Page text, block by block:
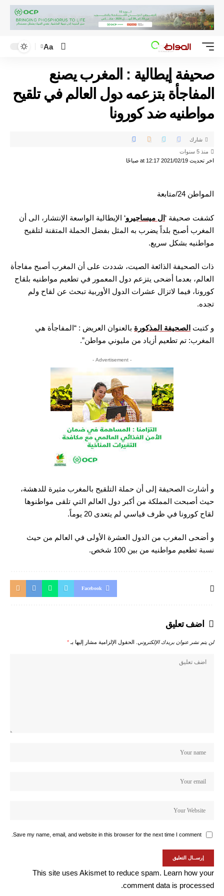
Aa
صحيفة إيطالية : المغرب يصنع
المفاجأة بتزعمه دول العالم في تلقيح
مواطنيه ضد كورونا
اخر تحديث 2021/02/19 at 12:17 صباحًا
منذ 5 سنوات
شارك
المواطن 24/متابعة
كشفت صحيفة ‘ ال ميساجيرو‘ الإيطالية الواسعة الإنتشار، الى أن
المغرب أصبح بلداً يضرب به المثل بفضل الحملة المتقنة لتلقيح
مواطنيه بشكل سريع.
ذات الصحيفة الذائعة الصيت، شددت على أن المغرب أصبح مفاجأة
العالم، بعدما أضحى يتزعم دول المعمور في تطعيم مواطنيه بلقاح
كورونا، فيما لاتزال عشرات الدول الأوربية تبحث عن لقاح ولم
تجده.
و كتبت الصحيفة المذكورة بالعنوان العريض : “المفاجأة هي
المغرب: تم ​​تطعيم أزياد من مليوني مواطن”.
- Advertisement -
و أشارت الصحيفة إلى أن حملة التلقيح بالمغرب مثيرة للدهشة،
حيث أصبحت المملكة من أكبر دول العالم التي تلقى مواطنوها
لقاح كورونا في ظرف قياسي لم يتعدى 20 يوماً.
و أضحى المغرب من الدول العشرة الأولى في العالم من حيث
نسبة تطعيم مواطنيه من بين 100 شخص.
Facebook
اضف تعليق
لن يتم نشر عنوان بريدك الإلكتروني. الحقول الإلزامية مشار إليها بـ*
Save my name, email, and website in this browser for the next time I comment.
This site uses Akismet to reduce spam. Learn how your
comment data is processed.